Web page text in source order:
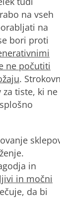
na vseh
na
bori proti
ne počutiti
.
tiste, ki ne
in
in močni
da bi